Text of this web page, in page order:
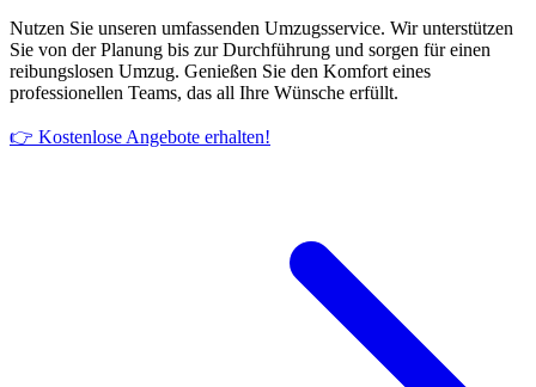
Nutzen Sie unseren umfassenden Umzugsservice. Wir unterstützen
Sie von der Planung bis zur Durchführung und sorgen für einen
reibungslosen Umzug. Genießen Sie den Komfort eines
professionellen Teams, das all Ihre Wünsche erfüllt.
👉 Kostenlose Angebote erhalten!